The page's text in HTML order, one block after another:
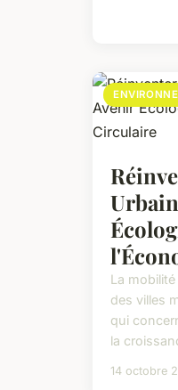
La
des villes
qui
la
14 octobre